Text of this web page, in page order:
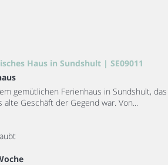
Haus in Sundshult | SE09011
gemütlichen Ferienhaus in Sundshult, das
alte Geschäft der Gegend war. Von...